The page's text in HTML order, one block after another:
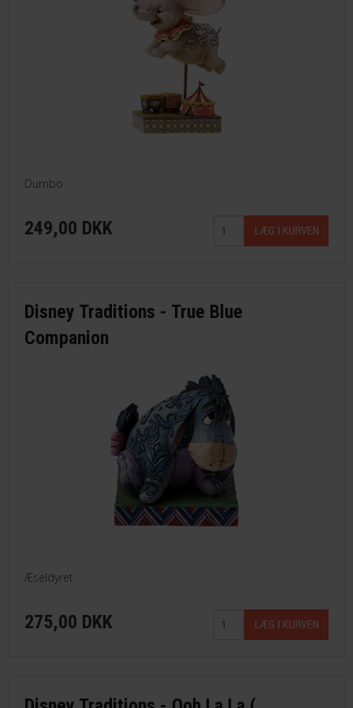
Dumbo
249,00 DKK
Disney Traditions - True Blue
Companion
Æseldyret
275,00 DKK